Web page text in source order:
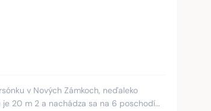
v Nových Zámkoch, neďaleko
20 m 2 a nachádza sa na 6 poschodí